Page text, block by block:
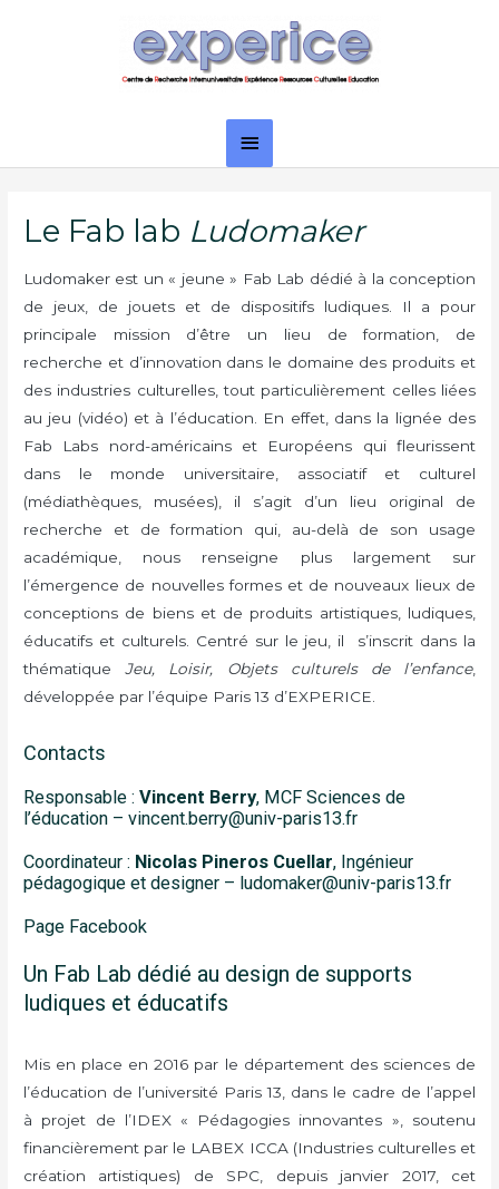
Menu
principal
Le Fab lab Ludomaker
Ludomaker est un « jeune » Fab Lab dédié à la conception
de jeux, de jouets et de dispositifs ludiques. Il a pour
principale mission d’être un lieu de formation, de
recherche et d’innovation dans le domaine des produits et
des industries culturelles, tout particulièrement celles liées
au jeu (vidéo) et à l’éducation. En effet, dans la lignée des
Fab Labs nord-américains et Européens qui fleurissent
dans le monde universitaire, associatif et culturel
(médiathèques, musées), il s’agit d’un lieu original de
recherche et de formation qui, au-delà de son usage
académique, nous renseigne plus largement sur
l’émergence de nouvelles formes et de nouveaux lieux de
conceptions de biens et de produits artistiques, ludiques,
éducatifs et culturels. Centré sur le jeu, il s’inscrit dans la
thématiqueJeu, Loisir, Objets culturels de l’enfance,
développée par l’équipe Paris 13 d’EXPERICE.
Contacts
Responsable :Vincent Berry, MCF Sciences de
l’éducation – vincent.berry@univ-paris13.fr
Coordinateur : Nicolas Pineros Cuellar, Ingénieur
pédagogique et designer – ludomaker@univ-paris13.fr
Page Facebook
Un Fab Lab dédié au design de supports
ludiques et éducatifs
Mis en place en 2016 par le département des sciences de
l’éducation de l’université Paris 13, dans le cadre de l’appel
à projet de l’IDEX « Pédagogies innovantes », soutenu
financièrement par le LABEX ICCA (Industries culturelles et
création artistiques) de SPC, depuis janvier 2017, cet